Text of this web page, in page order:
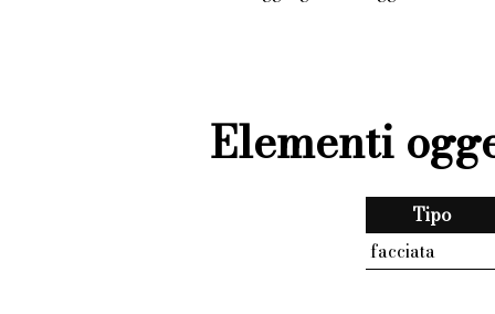
Elementi
Tipo
facciata